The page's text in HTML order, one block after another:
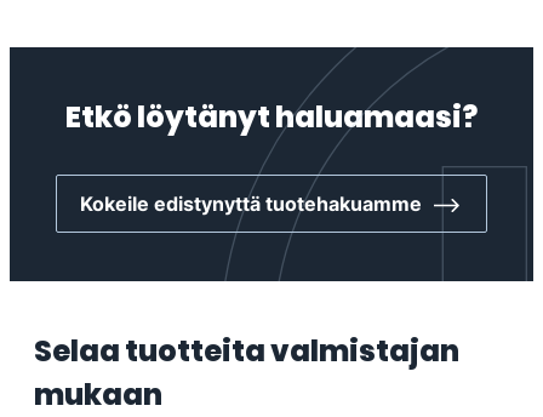
Etkö löytänyt haluamaasi?
Kokeile edistynyttä tuotehakuamme
Selaa tuotteita valmistajan
mukaan